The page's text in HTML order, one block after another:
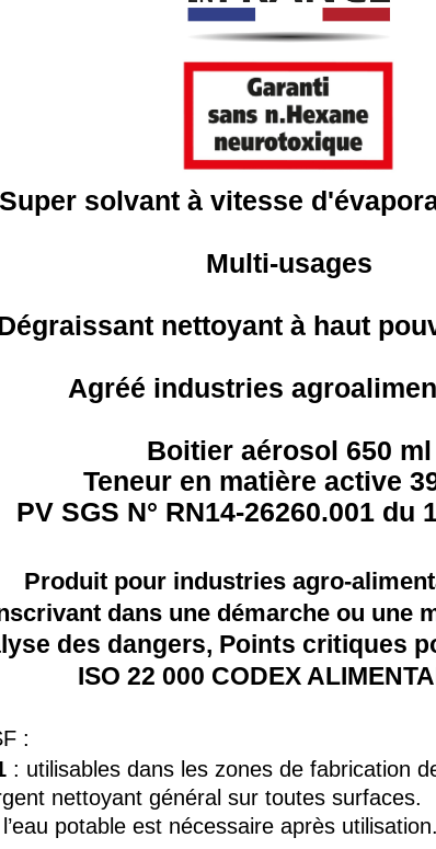
Super solvant à vitesse
Multi-usages
nettoyant à haut
Agréé industries
Boitier aérosol 650 ml
Teneur en matière active
PV SGS N° RN14-26260.001 du
Produit pour industries agro-
dans une démarche ou une
des dangers, Points critiques
ISO 22 000 CODEX
:
: utilisables dans les zones de fabrication
nettoyant général sur toutes surfaces.
potable est nécessaire après utilisation.